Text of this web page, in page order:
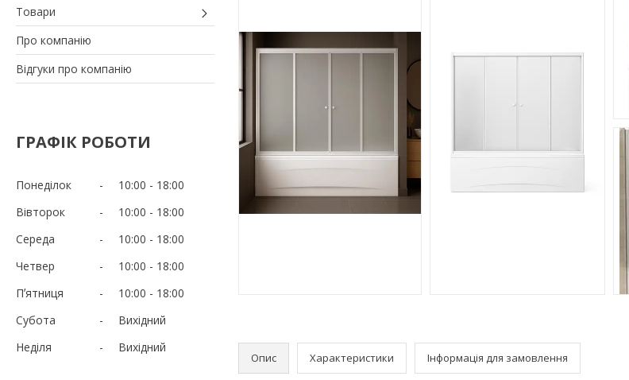
Товари
Про компанію
Відгуки про компанію
ГРАФІК РОБОТИ
Понеділок 10:00
18:00
Вівторок
10:00
18:00
Середа
10:00
18:00
Четвер
10:00
18:00
Пʼятниця
10:00
18:00
Субота
Вихідний
Неділя
Вихідний
Опис Характеристики Інформація для замовлення